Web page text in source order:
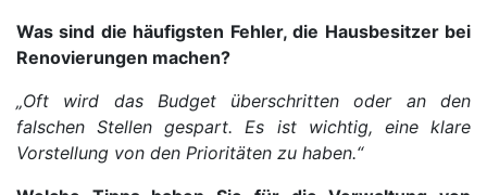
Was sind die häufigsten Fehler, die Hausbesitzer bei
Renovierungen machen?
„Oft wird das Budget überschritten oder an den
falschen Stellen gespart. Es ist wichtig, eine klare
Vorstellung von den Prioritäten zu haben.“